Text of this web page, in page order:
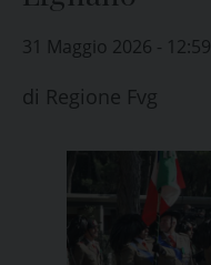
31 Maggio 2026 - 12:59
di Regione Fvg